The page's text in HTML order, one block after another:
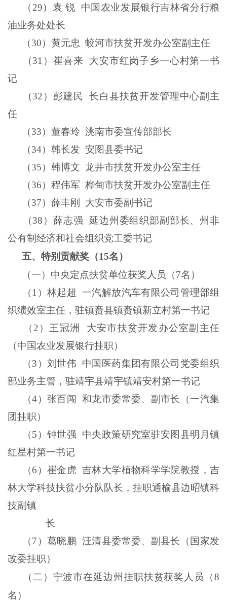
（ 29）袁 锐
中国农业发展银行吉林省分行粮
油业务处处长
（30）黄元忠 蛟河市扶贫开发办公室副主任
（31 ）崔喜来
大安市红岗子乡一心村第一书
记
（32 ）彭建民
长白县扶贫开发管理中心副主
任
（33）董春玲 洮南市委宣传部部长
（34）韩长发 安图县委书记
（35）韩博文 龙井市扶贫开发办公室主任
（36）程伟军 桦甸市扶贫开发办公室副主任
（37）薛丰刚
大安市委副书记
（38 ）薛志强
延边州委组织部副部长、州非
公有制经济和社会组织党工委书记
五、特别贡献奖（15名）
（一）中央定点扶贫单位获奖人员（7名）
（1 ）林起超
一汽解放汽车有限公司管理部组
织绩效室主任，驻镇赉县镇赉镇新立村第一书记
（ 2 ）王冠洲
大安市扶贫开发办公室副主任
（中国农业发展银行挂职）
（3 ）刘世伟
中国医药集团有限公司党委组织
部业务主管，驻靖宇县靖宇镇靖安村第一书记
（4）张百闯 和龙市委常委、副市长（一汽集
团挂职）
（5 ）钟世强
中央政策研究室驻安图县明月镇
红星村第一书记
（6 ）崔金虎 吉林大学植物科学学院教授，吉
林大学科技扶贫小分队队长，挂职通榆县边昭镇科
技副镇
长
（7 ）葛晓鹏 汪清县委常委、副县长（国家发
改委挂职）
（二）宁波市在延边州挂职扶贫获奖人员（8
名）